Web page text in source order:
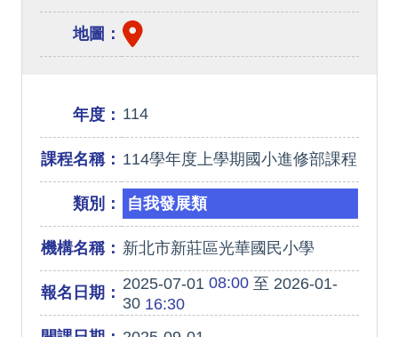
地圖：
年度： 114
課程名稱： 114學年度上學期國小進修部課程
類別： 自我發展類
機構名稱： 新北市新莊區光華國民小學
報名日期： 2025-07-01 08:00至 2026-01-
3016:30